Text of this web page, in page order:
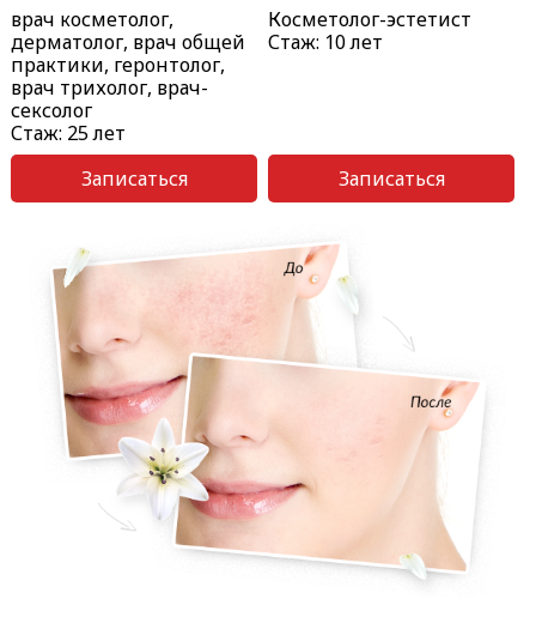
врач косметолог,
дерматолог, врач общей
практики, геронтолог,
врач трихолог, врач-
сексолог
Стаж: 25 лет
Записаться
Косметолог-эстетист
Стаж: 10 лет
Записаться